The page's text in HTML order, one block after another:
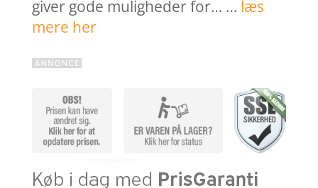
giver gode muligheder for… … læs
mere her